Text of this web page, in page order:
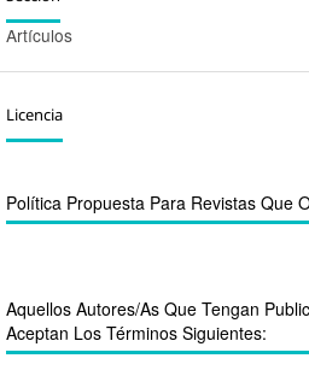
Artículos
Licencia
Política Propuesta Para Revistas Que
Aquellos Autores/as Que Tengan
Aceptan Los Términos Siguientes: